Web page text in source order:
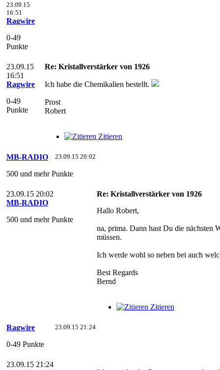
23.09.15
16:51
Ragwire
0-49
Punkte
23.09.15
16:51
Ragwire
0-49
Punkte
Re: Kristallverstärker von 1926
Ich habe die Chemikalien bestellt.
Prost
Robert
Zitieren
23.09.15 20:02
MB-RADIO
500 und mehr Punkte
23.09.15 20:02
MB-RADIO
500 und mehr Punkte
Re: Kristallverstärker von 1926
Hallo Robert,
na, prima. Dann hast Du die nächsten
müssen.
Ich werde wohl so neben bei auch
Best Regards
Bernd
Zitieren
23.09.15 21:24
Ragwire
0-49 Punkte
23.09.15 21:24